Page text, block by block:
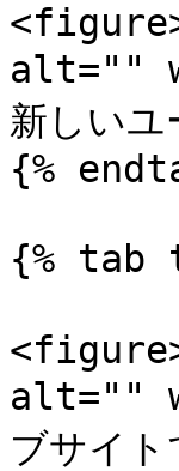
alt=""
新しい
{%
{% tab
alt=""
ブサイ